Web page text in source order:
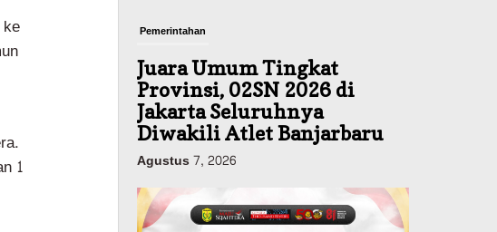
1
Pemerintahan
Juara Umum Tingkat
Provinsi, 02SN 2026 di
Jakarta Seluruhnya
Diwakili Atlet Banjarbaru
Agustus 7, 2026
Headline Investasi & Keuangan